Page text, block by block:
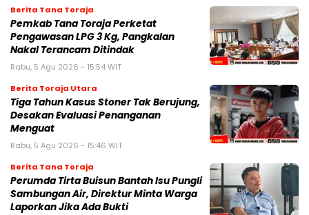
Berita Tana Toraja
Pemkab Tana Toraja Perketat
Pengawasan LPG 3 Kg, Pangkalan
Nakal Terancam Ditindak
Rabu, 5 Agu 2026 - 15:54 WIT
Berita Toraja Utara
Tiga Tahun Kasus Stoner Tak Berujung,
Desakan Evaluasi Penanganan
Menguat
Rabu, 5 Agu 2026 - 15:46 WIT
Berita Tana Toraja
Perumda Tirta Buisun Bantah Isu Pungli
Sambungan Air, Direktur Minta Warga
Laporkan Jika Ada Bukti